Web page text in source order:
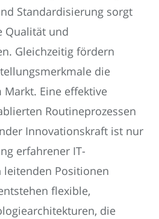
Standardisierung sorgt
Qualität und
Gleichzeitig fördern
die
Eine effektive
Routineprozessen
Innovationskraft ist nur
erfahrener IT-
Positionen
flexible,
die